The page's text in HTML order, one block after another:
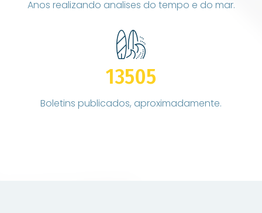
Anos realizando analises do tempo e do mar.
13505
Boletins publicados, aproximadamente.